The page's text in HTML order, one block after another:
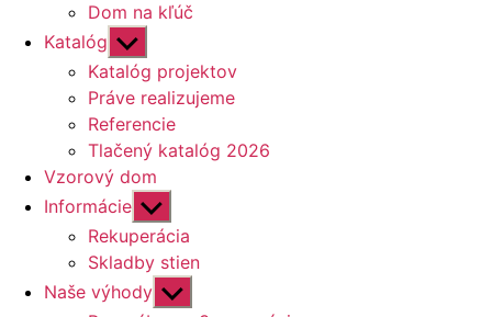
Dom na kľúč
Katalóg Zobraziť
druhú
úroveň
navigácie
Katalóg projektov
Práve realizujeme
Referencie
Tlačený katalóg 2026
Vzorový dom
Informácie Zobraziť
druhú
úroveň
navigácie
Rekuperácia
Skladby stien
Naše výhody Zobraziť